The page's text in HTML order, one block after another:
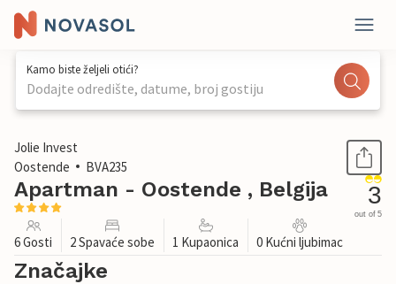
Kamo biste željeli otići?
Dodajte odredište, datume, broj gostiju
1 / 16
Jolie Invest
Oostende
BVA235
Apartman - Oostende , Belgija 3
out of 5
6 Gosti 2 Spavaće sobe 1 Kupaonica 0 Kućni ljubimac
Značajke